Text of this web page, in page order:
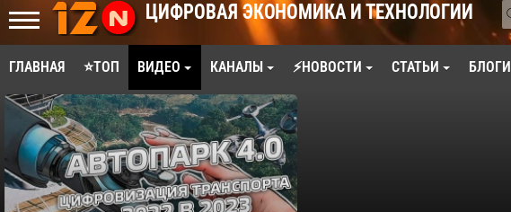
ЦИФРОВАЯ ЭКОНОМИКА И ТЕХНОЛОГИИ
ГЛАВНАЯ ⭐ТОП ВИДЕО КАНАЛЫ ⚡НОВОСТИ СТАТЬИ БЛОГИ